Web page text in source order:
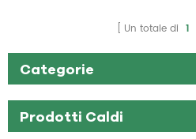
Un totale di 1
Categorie
Prodotti Caldi